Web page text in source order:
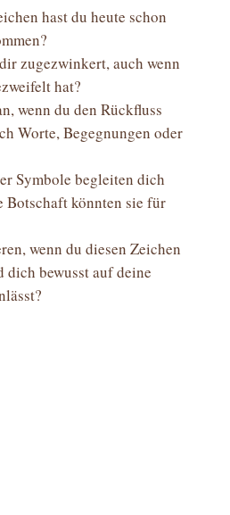
hast du heute schon
zugezwinkert, auch wenn
hat?
wenn du den Rückfluss
Worte, Begegnungen oder
Symbole begleiten dich
Botschaft könnten sie für
wenn du diesen Zeichen
dich bewusst auf deine